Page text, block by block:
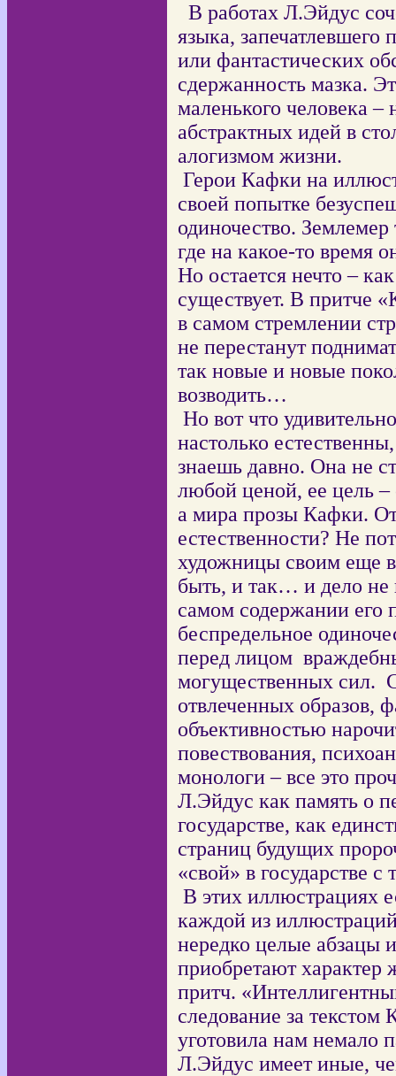
В работах Л.Эйдус
языка, запечатлевшего
или фантастических
сдержанность мазка.
маленького человека
абстрактных идей в
алогизмом жизни.
Герои Кафки на
своей попытке
одиночество.
где на какое-то время
Но остается нечто –
существует. В притче
в самом стремлении
не перестанут
так новые и новые
возводить…
Но вот что
настолько
знаешь давно. Она не
любой ценой, ее цель –
а мира прозы Кафки.
естественности? Не
художницы своим еще
быть, и так… и дело не
самом содержании его
беспредельное
перед лицом
могущественных сил.
отвлеченных образов,
объективностью
повествования,
монологи – все это
Л.Эйдус как память о
государстве, как
страниц будущих
«свой» в государстве
В этих иллюстрациях
каждой из
нередко целые абзацы
приобретают
притч.
следование за
уготовила нам немало
Л.Эйдус имеет иные,